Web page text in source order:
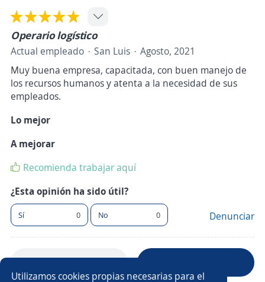
Utilizamos cookies propias necesarias para el
Operario logístico
Actual empleado San Luis
Agosto, 2021
Muy buena empresa, capacitada, con buen manejo de
los recursos humanos y atenta a la necesidad de sus
empleados.
Lo mejor
A mejorar
Recomienda trabajar aquí
¿Esta opinión ha sido útil?
Sí 0 No 0 Denunciar